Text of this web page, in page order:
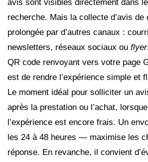
avis sont visibles directement dans
recherche. Mais la collecte d’avis de
prolongée par d’autres canaux :
newsletters, réseaux sociaux ou
QR code renvoyant vers votre page
est de rendre l’expérience simple et
Le moment idéal pour solliciter un
après la prestation ou l’achat,
l’expérience est encore frais. Un
les 24 à 48 heures — maximise les
réponse. En revanche, il convient